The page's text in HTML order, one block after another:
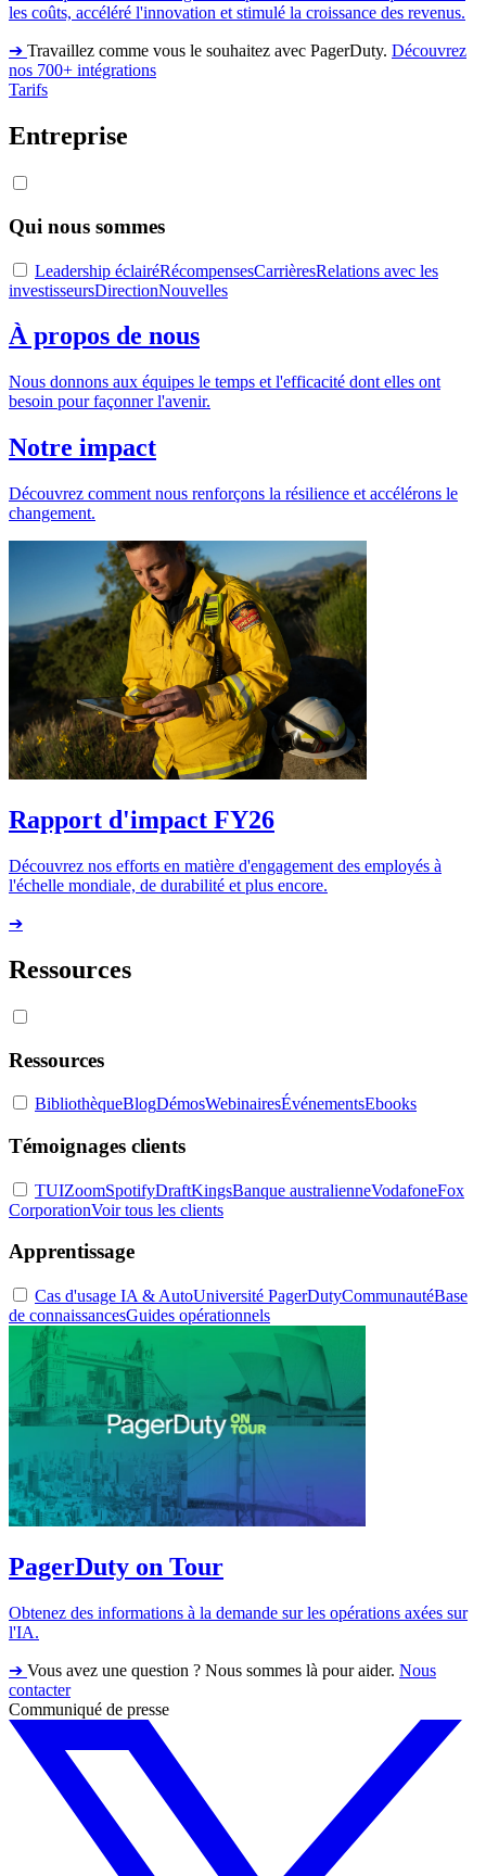
les coûts, accéléré l'innovation et stimulé la croissance des revenus.
➔ Travaillez comme vous le souhaitez avec PagerDuty. Découvrez
nos 700+ intégrations
Tarifs
Entreprise
Qui nous sommes
Leadership éclairéRécompensesCarrièresRelations avec les
investisseursDirectionNouvelles
À propos de nous
Nous donnons aux équipes le temps et l'efficacité dont elles ont
besoin pour façonner l'avenir.
Notre impact
Découvrez comment nous renforçons la résilience et accélérons le
changement.
Rapport d'impact FY26
Découvrez nos efforts en matière d'engagement des employés à
l'échelle mondiale, de durabilité et plus encore.
➔
Ressources
Ressources
BibliothèqueBlogDémosWebinairesÉvénementsEbooks
Témoignages clients
TUIZoomSpotifyDraftKingsBanque australienneVodafoneFox
CorporationVoir tous les clients
Apprentissage
Cas d'usage IA & AutoUniversité PagerDutyCommunautéBase
de connaissancesGuides opérationnels
PagerDuty on Tour
Obtenez des informations à la demande sur les opérations axées sur
l'IA.
➔ Vous avez une question ? Nous sommes là pour aider. Nous
contacter
Communiqué de presse